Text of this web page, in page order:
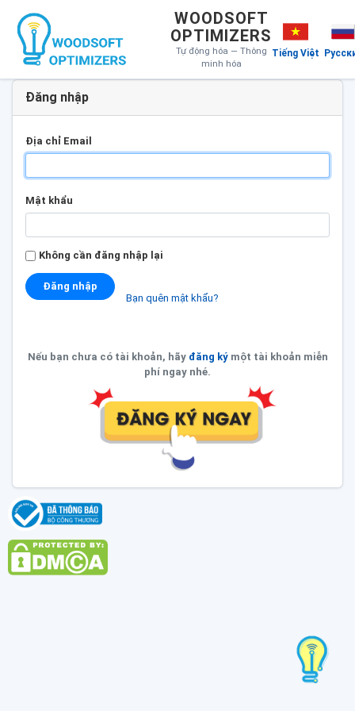
WOODSOFT
OPTIMIZERS
Tự động hóa — Thông
minh hóa
Tiếng Việt
Đăng nhập
Địa chỉ Email
Mật khẩu
Không cần đăng nhập lại
Đăng nhập
Bạn quên mật khẩu?
Nếu bạn chưa có tài khoản, hãy đăng kýmột tài khoản miễn
phí ngay nhé.